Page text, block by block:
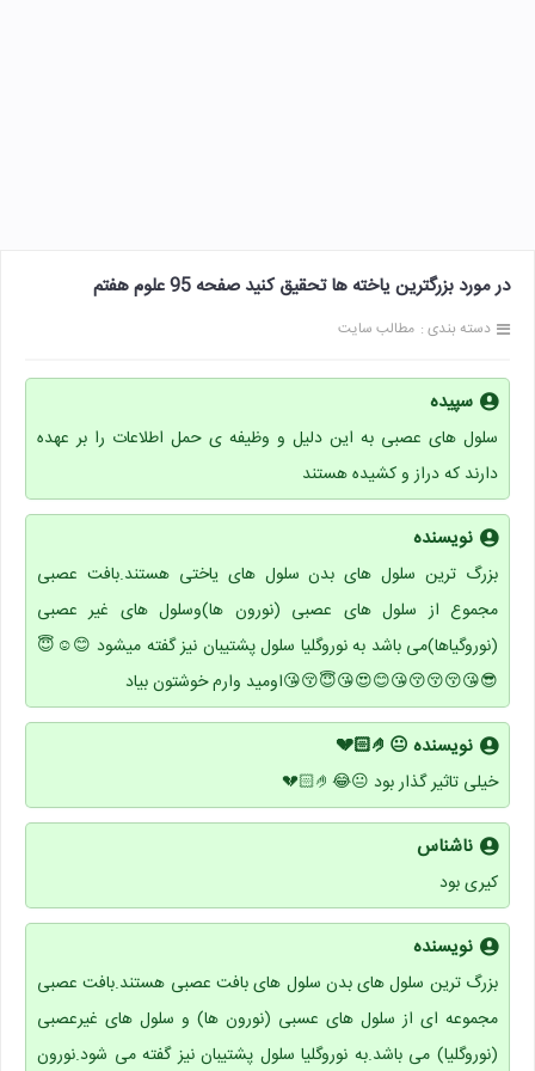
در مورد بزرگترین یاخته ها تحقیق کنید صفحه 95 علوم هفتم
دسته بندی : مطالب سایت
سپیده
سلول های عصبی به این دلیل و وظیفه ی حمل اطلاعات را بر عهده
دارند که دراز و کشیده هستند
نویسنده
بزرگ ترین سلول های بدن سلول های یاختی هستند.بافت عصبی
مجموع از سلول های عصبی (نورون ها)وسلول های غیر عصبی
(نوروگیاها)می باشد به نوروگلیا سلول پشتیبان نیز گفته میشود 😊☺😇
😎😘😚😚😚😘😊😍😘😇😚😘اومید وارم خوشتون بیاد
نویسنده 😐🤌🏻💔
خیلی تاثیر گذار بود 😐😂🤌🏻💔
ناشناس
کیری بود
نویسنده
بزرگ ترین سلول های بدن سلول های بافت عصبی هستند.بافت عصبی
مجموعه ای از سلول های عسبی (نورون ها) و سلول های غیرعصبی
(نوروگلیا) می باشد.به نوروگلیا سلول پشتیبان نیز گفته می شود.نورون